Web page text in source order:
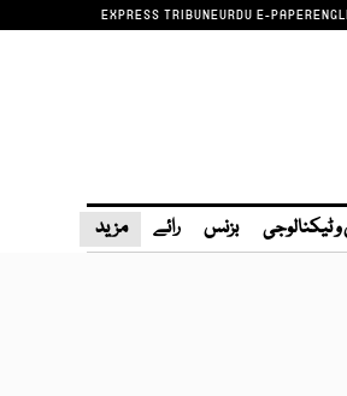
EXPRESS TRIBUNEURDU E-PAPER
ٹیکنالوجی بزنس رائے مزید